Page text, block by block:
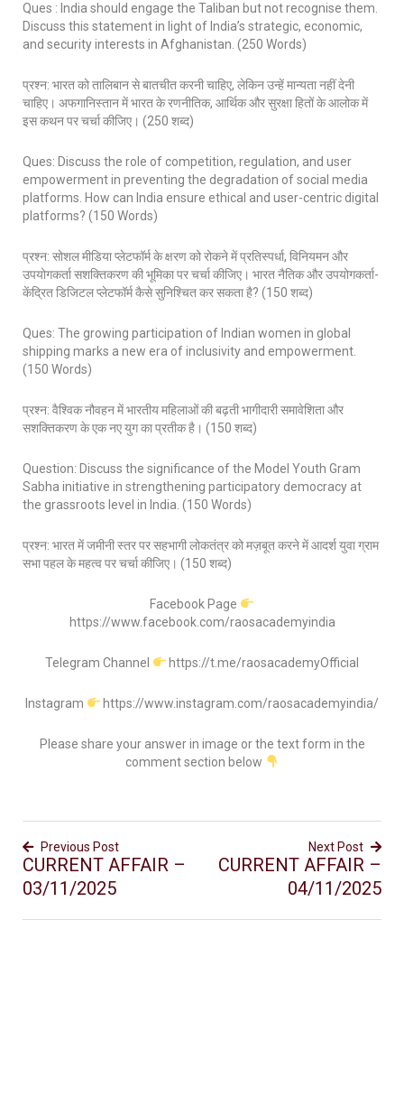
Ques : India should engage the Taliban but not recognise them.
Discuss this statement in light of India’s strategic, economic,
and security interests in Afghanistan. (250 Words)
प्रश्न: भारत को तालिबान से बातचीत करनी चाहिए, लेकिन उन्हें मान्यता नहीं देनी
चाहिए। अफगानिस्तान में भारत के रणनीतिक, आर्थिक और सुरक्षा हितों के आलोक में
इस कथन पर चर्चा कीजिए। (250 शब्द)
Ques: Discuss the role of competition, regulation, and user
empowerment in preventing the degradation of social media
platforms. How can India ensure ethical and user-centric digital
platforms? (150 Words)
प्रश्न: सोशल मीडिया प्लेटफॉर्म के क्षरण को रोकने में प्रतिस्पर्धा, विनियमन और
उपयोगकर्ता सशक्तिकरण की भूमिका पर चर्चा कीजिए। भारत नैतिक और उपयोगकर्ता-
केंद्रित डिजिटल प्लेटफॉर्म कैसे सुनिश्चित कर सकता है? (150 शब्द)
Ques: The growing participation of Indian women in global
shipping marks a new era of inclusivity and empowerment.
(150 Words)
प्रश्न: वैश्विक नौवहन में भारतीय महिलाओं की बढ़ती भागीदारी समावेशिता और
सशक्तिकरण के एक नए युग का प्रतीक है। (150 शब्द)
Question: Discuss the significance of the Model Youth Gram
Sabha initiative in strengthening participatory democracy at
the grassroots level in India. (150 Words)
प्रश्न: भारत में जमीनी स्तर पर सहभागी लोकतंत्र को मज़बूत करने में आदर्श युवा ग्राम
सभा पहल के महत्व पर चर्चा कीजिए। (150 शब्द)
Facebook Page
https://www.facebook.com/raosacademyindia
Telegram Channel https://t.me/raosacademyOfficial
Instagram https://www.instagram.com/raosacademyindia/
Please share your answer in image or the text form in the
comment section below
Previous Post
CURRENT AFFAIR –
03/11/2025
Next Post
CURRENT AFFAIR –
04/11/2025